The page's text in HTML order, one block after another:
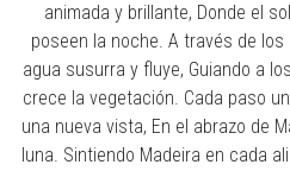
animada y brillante, Donde el
poseen la noche. A través de los
agua susurra y fluye, Guiando a
crece la vegetación. Cada paso
una nueva vista, En el abrazo de
luna. Sintiendo Madeira en cada